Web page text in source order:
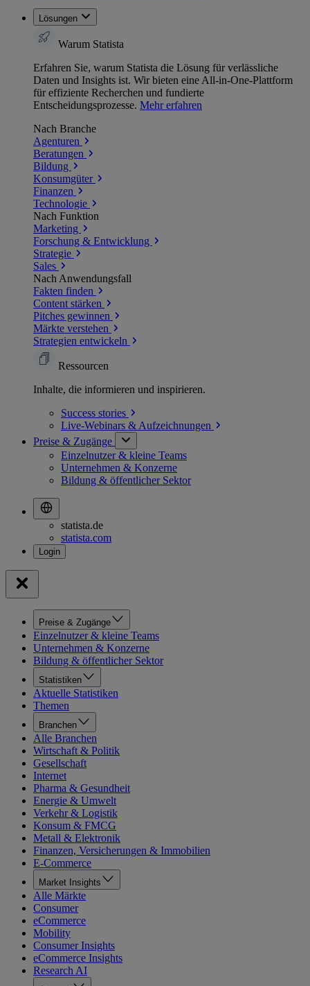
Lösungen
Warum Statista
Erfahren Sie, warum Statista die Lösung für verlässliche
Daten und Insights ist. Wir bieten eine All-in-One-Plattform
für effiziente Recherchen und fundierte
Entscheidungsprozesse. Mehr erfahren
Nach Branche
Agenturen
Beratungen
Bildung
Konsumgüter
Finanzen
Technologie
Nach Funktion
Marketing
Forschung & Entwicklung
Strategie
Sales
Nach Anwendungsfall
Fakten finden
Content stärken
Pitches gewinnen
Märkte verstehen
Strategien entwickeln
Ressourcen
Inhalte, die informieren und inspirieren.
Success stories
Live-Webinars & Aufzeichnungen
Preise & Zugänge
Einzelnutzer & kleine Teams
Unternehmen & Konzerne
Bildung & öffentlicher Sektor
statista.de
statista.com
Preise & Zugänge
Einzelnutzer & kleine Teams
Unternehmen & Konzerne
Bildung & öffentlicher Sektor
Statistiken
Aktuelle Statistiken
Themen
Branchen
Alle Branchen
Wirtschaft & Politik
Gesellschaft
Internet
Pharma & Gesundheit
Energie & Umwelt
Verkehr & Logistik
Konsum & FMCG
Metall & Elektronik
Finanzen, Versicherungen & Immobilien
E-Commerce
Market Insights
Alle Märkte
Consumer
eCommerce
Mobility
Consumer Insights
eCommerce Insights
Research AI